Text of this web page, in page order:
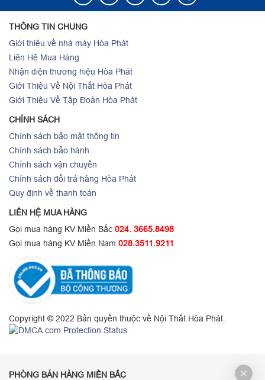
THÔNG TIN CHUNG
Giới thiệu về nhà máy Hòa Phát
Liên Hệ Mua Hàng
Nhận diện thương hiệu Hòa Phát
Giới Thiệu Về Nội Thất Hòa Phát
Giới Thiệu Về Tập Đoàn Hòa Phát
CHÍNH SÁCH
Chính sách bảo mật thông tin
Chính sách bảo hành
Chính sách vận chuyển
Chính sách đổi trả hàng Hòa Phát
Quy định về thanh toán
LIÊN HỆ MUA HÀNG
Gọi mua hàng KV Miền Bắc 024. 3665.8498
Gọi mua hàng KV Miền Nam 028.3511.9211
Copyright © 2022 Bản quyền thuộc về Nội Thất Hòa Phát.
PHÒNG BÁN HÀNG MIỀN BẮC